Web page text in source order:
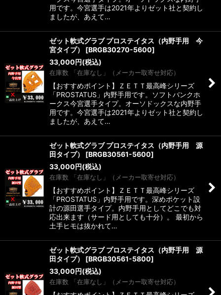
用です。今宮選手は2021年よりゼット社と契約し
ましたが、あえて…
ゼット軟式グラブ プロステイタス（内野手用 今
宮タイプ）
[BRGB30270-5600]
33,000円(税込)
在庫数 「在庫なし」（メーカー取寄せ対応）
【おすすめポイント】ＺＥＴＴ最高峰シリーズ
「PROSTATUS」内野手用です。ソフトバンクホ
ークス今宮選手タイプ。オーソドックスな内野手
用です。今宮選手は2021年よりゼット社と契約し
ましたが、あえて…
ゼット軟式グラブ プロステイタス（内野手用 源
田タイプ）
[BRGB30561-5600]
33,000円(税込)
在庫数 「在庫なし」（メーカー取寄せ対応）
【おすすめポイント】ＺＥＴＴ最高峰シリーズ
「PROSTATUS」内野手用です。深めポケット設
計の源田選手タイプ。内野手用としてどこでも対
応出来ます（サード用としても十分）。 最初から
土手ヒモは抜かれて…
ゼット軟式グラブ プロステイタス（内野手用 源
田タイプ）
[BRGB30561-5800]
33,000円(税込)
在庫数 「在庫なし」（メーカー取寄せ対応）